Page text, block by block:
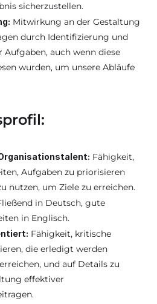
sicherzustellen.
Mitwirkung an der Gestaltung
durch Identifizierung und
auch wenn diese
wurden, um unsere Abläufe
Fähigkeit,
Aufgaben zu priorisieren
nutzen, um Ziele zu erreichen.
in Deutsch, gute
in Englisch.
Fähigkeit, kritische
die erledigt werden
und auf Details zu
effektiver